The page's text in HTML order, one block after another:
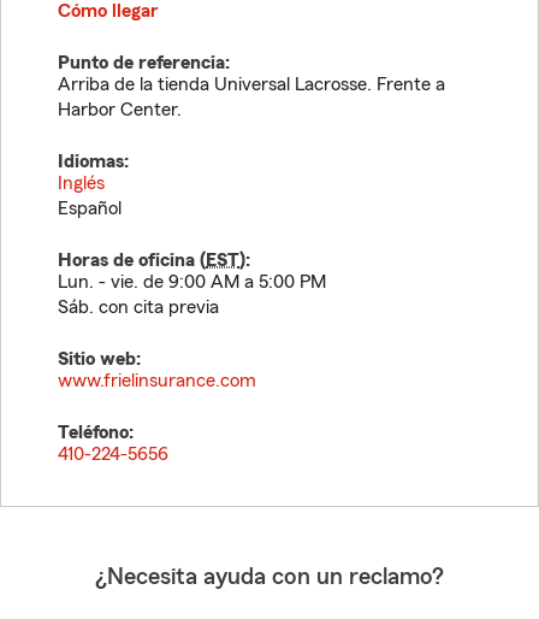
Cómo llegar
Punto de referencia:
Arriba de la tienda Universal Lacrosse. Frente a
Harbor Center.
Idiomas:
Inglés
Español
Horas de oficina (EST):
Lun. - vie. de 9:00 AM a 5:00 PM
Sáb. con cita previa
Sitio web:
www.frielinsurance.com
Teléfono:
410-224-5656
¿Necesita ayuda con un reclamo?